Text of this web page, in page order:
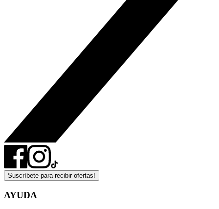
Suscríbete para recibir ofertas!
AYUDA